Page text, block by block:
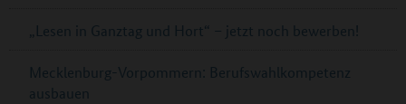
„Lesen in Ganztag und Hort“ – jetzt noch bewerben!
Mecklenburg-Vorpommern: Berufswahlkompetenz
ausbauen